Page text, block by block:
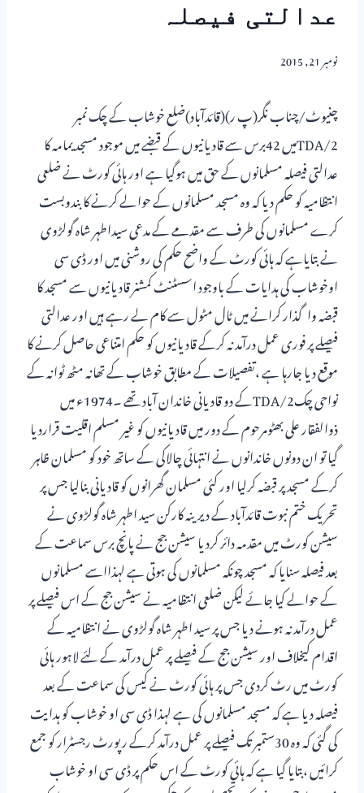
عدالتی فیصلہ
نومبر 21, 2015
چنیوٹ/چناب نگر(پ ر)(قائدآباد)ضلع خوشاب کے چک نمبر
2/TDAمیں 42برس سے قادیانیوں کے قبضے میں موجود مسجد یمامہ کا
عدالتی فیصلہ مسلمانوں کے حق میں ہوگیا ہے اور ہائی کورٹ نے ضلعی
انتظامیہ کو حکم دیا کہ وہ مسجد مسلمانوں کے حوالے کرنے کا بندوبست
کرے مسلمانوں کی طرف سے مقدمے کے مدعی سیداطہر شاہ گولڑوی
نے بتایاہے کہ ہائی کورٹ کے واضح حکم کی روشنی میں اور ڈی سی
اوخوشاب کی ہدایات کے باوجود اسسٹنٹ کمشنر قادیانیوں سے مسجد کا
قبضہ واگذار کرانے میں ٹال مٹول سے کام لے رہے ہیں اور عدالتی
فیصلے پر فوری عمل درآمد نہ کرکے قادیانیوں کو حکم امتناعی حاصل کرنے کا
موقع دیا جارہا ہے ،تفصیلات کے مطابق خوشاب کے تھانہ مٹھ ٹوانہ کے
نواحی چک2/TDAکے دو قادیانی خاندان آباد تھے ۔1974ء میں
ذوالفقار علی بھٹومرحوم کے دور میں قادیانیوں کو غیر مسلم اقلیت قراردیا
گیا تو ان دونوں خاندانوں نے انتہائی چالاکی کے ساتھ خود کو مسلمان ظاہر
کرکے مسجد پر قبضہ کرلیا اور کئی مسلمان گھرانوں کو قادیانی بنالیا جس پر
تحریک ختم نبوت قائدآباد کے دیرینہ کارکن سید اطہر شاہ گولڑوی نے
سیشن کورٹ میں مقدمہ دائر کردیا سیشن جج نے پانچ برس سماعت کے
بعد فیصلہ سنایا کہ مسجد چونکہ مسلمانوں کی ہوتی ہے لہذااسے مسلمانوں
کے حوالے کیا جائے لیکن ضلعی انتظامیہ نے سیشن جج کے اس فیصلے پر
عمل درآمد نہ ہونے دیا جس پر سید اطہر شاہ گولڑوی نے انتظامیہ کے
اقدام کیخلاف اور سیشن جج کے فیصلے پر عمل درآمد کے لئے لاہور ہائی
کورٹ میں رٹ کردی جس پر ہائی کورٹ نے کیس کی سماعت کے بعد
فیصلہ دیا ہے کہ مسجد مسلمانوں کی ہے لہذا ڈی سی او خوشاب کو ہدایت
کی گئی کہ وہ 30ستمبر تک فیصلے پر عمل درآمد کرکے رپورٹ رجسٹرار کو جمع
کرائیں ،بتایا گیا ہے کہ ہائی کورٹ کے اس حکم پر ڈی سی او خوشاب